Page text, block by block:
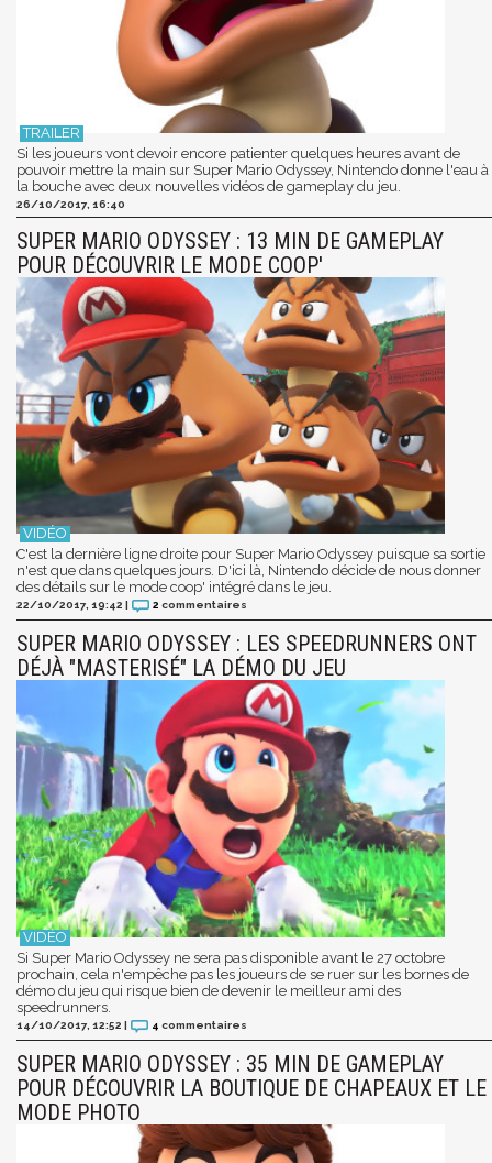
Si les joueurs vont devoir encore patienter quelques heures avant de
pouvoir mettre la main sur Super Mario Odyssey, Nintendo donne l'eau à
la bouche avec deux nouvelles vidéos de gameplay du jeu.
26/10/2017, 16:40
SUPER MARIO ODYSSEY : 13 MIN DE GAMEPLAY
POUR DÉCOUVRIR LE MODE COOP'
C'est la dernière ligne droite pour Super Mario Odyssey puisque sa sortie
n'est que dans quelques jours. D'ici là, Nintendo décide de nous donner
des détails sur le mode coop' intégré dans le jeu.
22/10/2017, 19:42 | 2 commentaires
SUPER MARIO ODYSSEY : LES SPEEDRUNNERS ONT
DÉJÀ "MASTERISÉ" LA DÉMO DU JEU
Si Super Mario Odyssey ne sera pas disponible avant le 27 octobre
prochain, cela n'empêche pas les joueurs de se ruer sur les bornes de
démo du jeu qui risque bien de devenir le meilleur ami des
speedrunners.
14/10/2017, 12:52 | 4 commentaires
SUPER MARIO ODYSSEY : 35 MIN DE GAMEPLAY
POUR DÉCOUVRIR LA BOUTIQUE DE CHAPEAUX ET LE
MODE PHOTO